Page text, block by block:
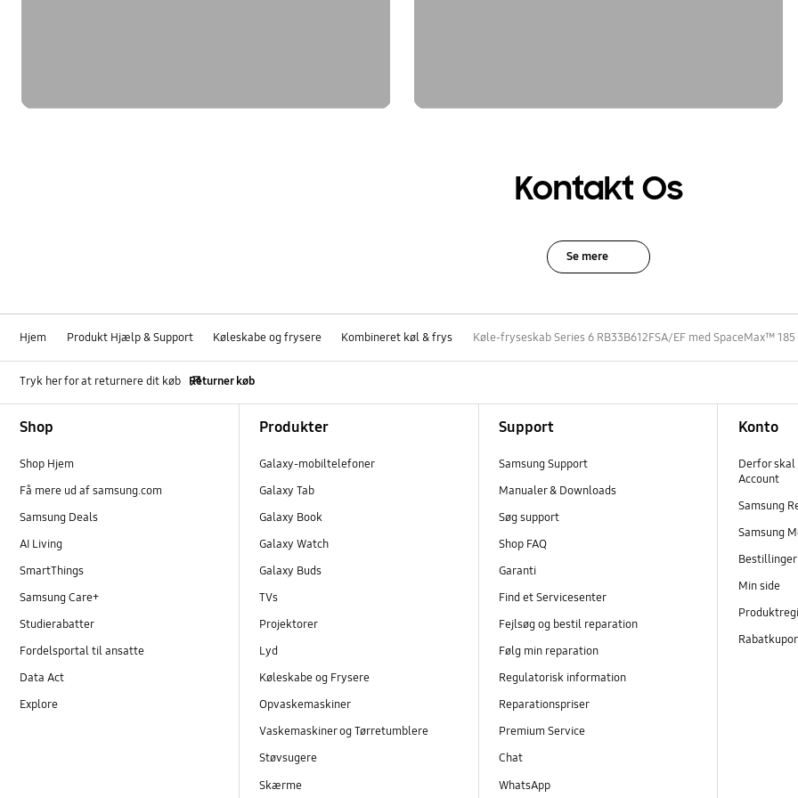
Kontakt Os
Se mere
Hjem Produkt Hjælp & Support Køleskabe og frysere Kombineret køl & frys Køle-fryseskab Series 6 RB33B612FSA/EF med SpaceMax™ 185
Tryk her for at returnere dit køb Returner køb
Shop
Shop Hjem
Få mere ud af samsung.com
Samsung Deals
AI Living
SmartThings
Samsung Care+
Studierabatter
Fordelsportal til ansatte
Data Act
Explore
Produkter
Galaxy-mobiltelefoner
Galaxy Tab
Galaxy Book
Galaxy Watch
Galaxy Buds
TVs
Projektorer
Lyd
Køleskabe og Frysere
Opvaskemaskiner
Vaskemaskiner og Tørretumblere
Støvsugere
Skærme
Support
Samsung Support
Manualer & Downloads
Søg support
Shop FAQ
Garanti
Find et Servicesenter
Fejlsøg og bestil reparation
Følg min reparation
Regulatorisk information
Reparationspriser
Premium Service
Chat
WhatsApp
Konto
Derfor skal
Account
Samsung
Samsung
Bestillinger
Min side